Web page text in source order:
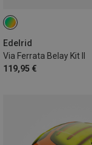
Edelrid
Via Ferrata Belay Kit II
119,95 €
25M